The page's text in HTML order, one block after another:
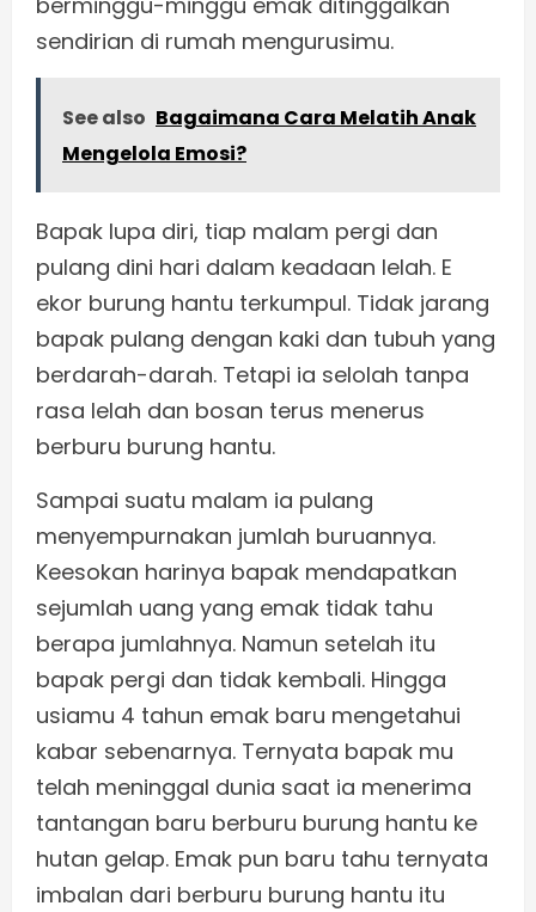
sendirian di rumah mengurusimu.
See also Bagaimana Cara Melatih Anak
Mengelola Emosi?
Bapak lupa diri, tiap malam pergi dan
pulang dini hari dalam keadaan lelah. E
ekor burung hantu terkumpul. Tidak jarang
bapak pulang dengan kaki dan tubuh yang
berdarah-darah. Tetapi ia selolah tanpa
rasa lelah dan bosan terus menerus
berburu burung hantu.
Sampai suatu malam ia pulang
menyempurnakan jumlah buruannya.
Keesokan harinya bapak mendapatkan
sejumlah uang yang emak tidak tahu
berapa jumlahnya. Namun setelah itu
bapak pergi dan tidak kembali. Hingga
usiamu 4 tahun emak baru mengetahui
kabar sebenarnya. Ternyata bapak mu
telah meninggal dunia saat ia menerima
tantangan baru berburu burung hantu ke
hutan gelap. Emak pun baru tahu ternyata
imbalan dari berburu burung hantu itu